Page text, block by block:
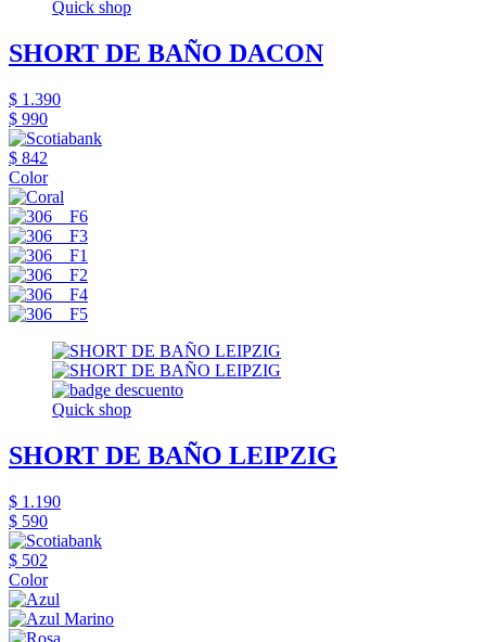
Quick shop
SHORT DE BAÑO DACON
$ 1.390
$ 990
$ 842
Color
Quick shop
SHORT DE BAÑO LEIPZIG
$ 1.190
$ 590
$ 502
Color